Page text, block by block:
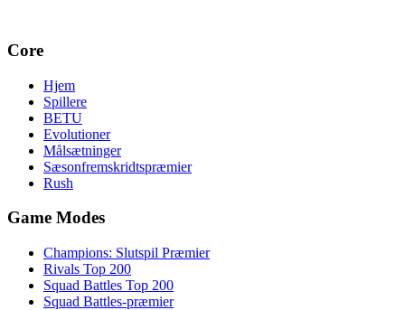
Core
Hjem
Spillere
BETU
Evolutioner
Målsætninger
Sæsonfremskridtspræmier
Rush
Game Modes
Champions: Slutspil Præmier
Rivals Top 200
Squad Battles Top 200
Squad Battles-præmier